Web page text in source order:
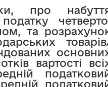
про
та
вартості